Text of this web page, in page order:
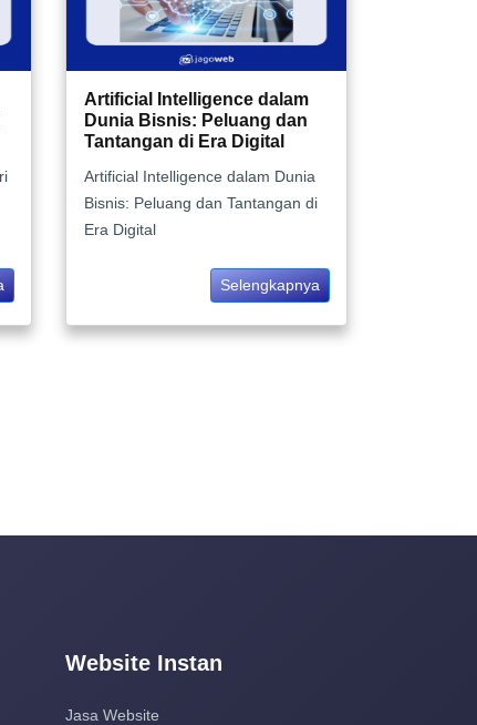
Artificial Intelligence dalam
Dunia Bisnis: Peluang dan
Tantangan di Era Digital
Artificial Intelligence dalam Dunia
Bisnis: Peluang dan Tantangan di
Era Digital
Selengkapnya
Website Instan
Jasa Website